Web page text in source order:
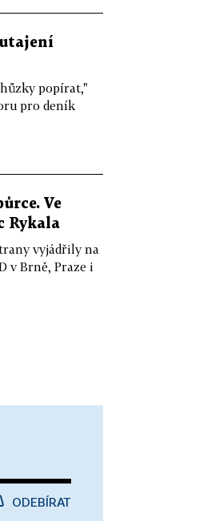
popírat,"
pro deník
Ve
Rykala
vyjádřily na
v Brně, Praze i
ODEBÍRAT